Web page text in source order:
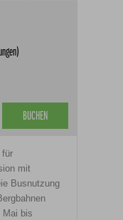
BUCHEN
für
mit
Busnutzung
Mai bis